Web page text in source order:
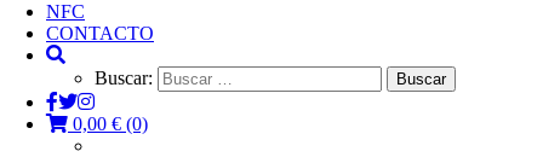
NFC
CONTACTO
Buscar:
0,00 € (0)